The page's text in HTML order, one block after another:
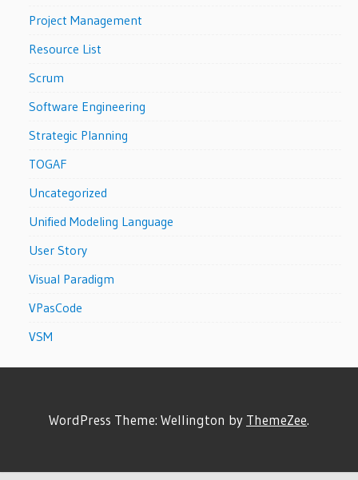
Project Management
Resource List
Scrum
Software Engineering
Strategic Planning
TOGAF
Uncategorized
Unified Modeling Language
User Story
Visual Paradigm
VPasCode
VSM
WordPress Theme: Wellington by ThemeZee.